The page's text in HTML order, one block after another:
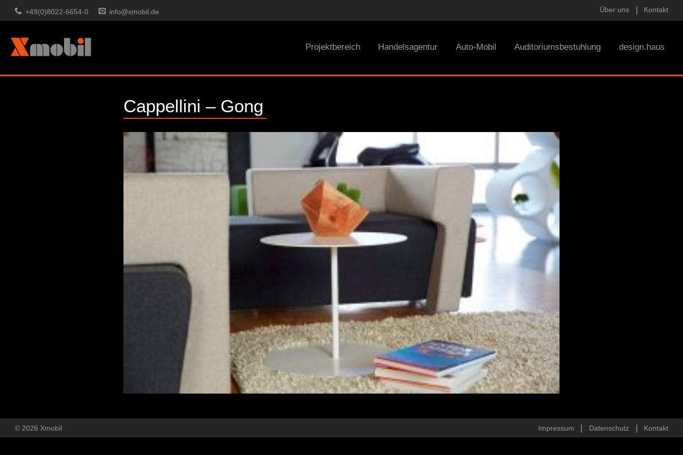
+49(0)8022-6654-0 info@xmobil.de Über uns Kontakt
Projektbereich Handelsagentur Auto-Mobil Auditoriumsbestuhlung design.haus
Cappellini – Gong
© 2026 Xmobil Impressum Datenschutz Kontakt